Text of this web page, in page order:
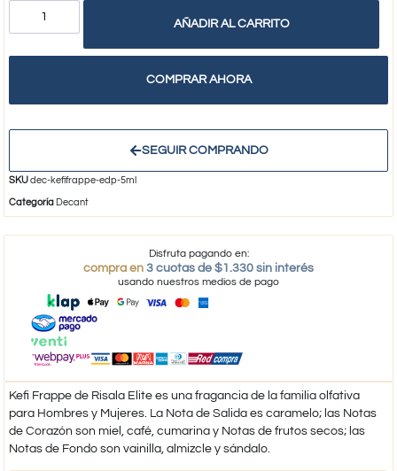
AÑADIR AL CARRITO
COMPRAR AHORA
SEGUIR COMPRANDO
SKUdec-kefifrappe-edp-5ml
Categoría Decant
Disfruta pagando en:
compra en 3 cuotas de $1.330 sin interés
usando nuestros medios de pago
Kefi Frappe de Risala Elite es una fragancia de la familia olfativa
para Hombres y Mujeres. La Nota de Salida es caramelo; las Notas
de Corazón son miel, café, cumarina y Notas de frutos secos; las
Notas de Fondo son vainilla, almizcle y sándalo.